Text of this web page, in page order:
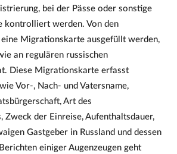
bei der Pässe oder sonstige
kontrolliert werden. Von den
eine Migrationskarte ausgefüllt werden,
an regulären russischen
Diese Migrationskarte erfasst
Vor-, Nach- und Vatersname,
Art des
Zweck der Einreise, Aufenthaltsdauer,
Gastgeber in Russland und dessen
einiger Augenzeugen geht